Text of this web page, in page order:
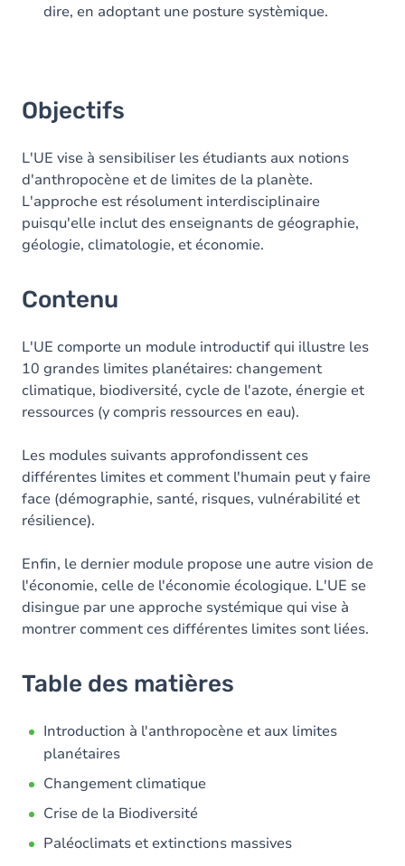
dire, en adoptant une posture systèmique.
Objectifs
L'UE vise à sensibiliser les étudiants aux notions
d'anthropocène et de limites de la planète.
L'approche est résolument interdisciplinaire
puisqu'elle inclut des enseignants de géographie,
géologie, climatologie, et économie.
Contenu
L'UE comporte un module introductif qui illustre les
10 grandes limites planétaires: changement
climatique, biodiversité, cycle de l'azote, énergie et
ressources (y compris ressources en eau).
Les modules suivants approfondissent ces
différentes limites et comment l'humain peut y faire
face (démographie, santé, risques, vulnérabilité et
résilience).
Enfin, le dernier module propose une autre vision de
l'économie, celle de l'économie écologique. L'UE se
disingue par une approche systémique qui vise à
montrer comment ces différentes limites sont liées.
Table des matières
Introduction à l'anthropocène et aux limites
planétaires
Changement climatique
Crise de la Biodiversité
Paléoclimats et extinctions massives